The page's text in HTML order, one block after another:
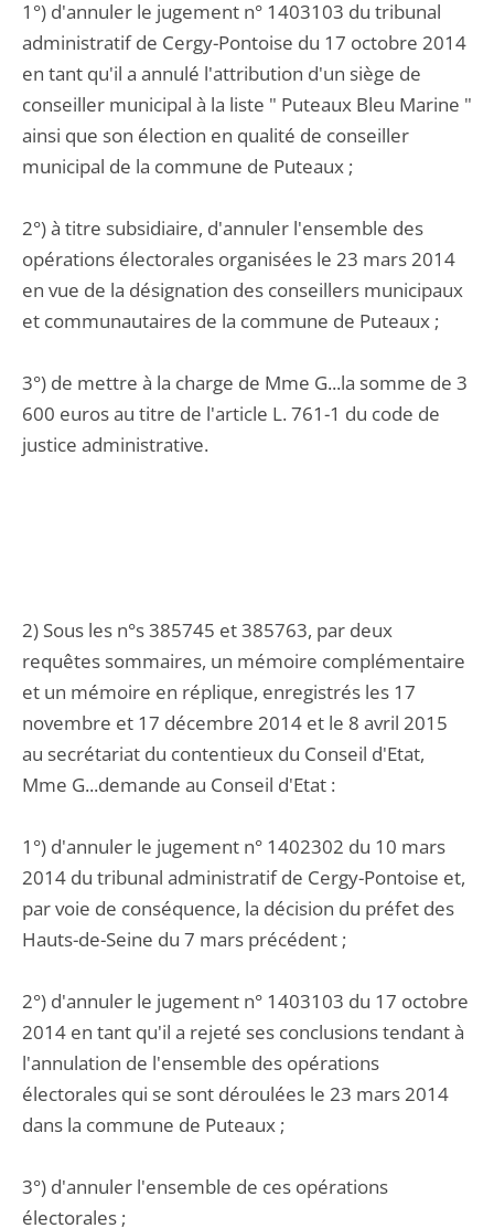
1°) d'annuler le jugement n° 1403103 du tribunal
administratif de Cergy-Pontoise du 17 octobre 2014
en tant qu'il a annulé l'attribution d'un siège de
conseiller municipal à la liste " Puteaux Bleu Marine "
ainsi que son élection en qualité de conseiller
municipal de la commune de Puteaux ;
2°) à titre subsidiaire, d'annuler l'ensemble des
opérations électorales organisées le 23 mars 2014
en vue de la désignation des conseillers municipaux
et communautaires de la commune de Puteaux ;
3°) de mettre à la charge de Mme G...la somme de 3
600 euros au titre de l'article L. 761-1 du code de
justice administrative.
2) Sous les n°s 385745 et 385763, par deux
requêtes sommaires, un mémoire complémentaire
et un mémoire en réplique, enregistrés les 17
novembre et 17 décembre 2014 et le 8 avril 2015
au secrétariat du contentieux du Conseil d'Etat,
Mme G...demande au Conseil d'Etat :
1°) d'annuler le jugement n° 1402302 du 10 mars
2014 du tribunal administratif de Cergy-Pontoise et,
par voie de conséquence, la décision du préfet des
Hauts-de-Seine du 7 mars précédent ;
2°) d'annuler le jugement n° 1403103 du 17 octobre
2014 en tant qu'il a rejeté ses conclusions tendant à
l'annulation de l'ensemble des opérations
électorales qui se sont déroulées le 23 mars 2014
dans la commune de Puteaux ;
3°) d'annuler l'ensemble de ces opérations
électorales ;